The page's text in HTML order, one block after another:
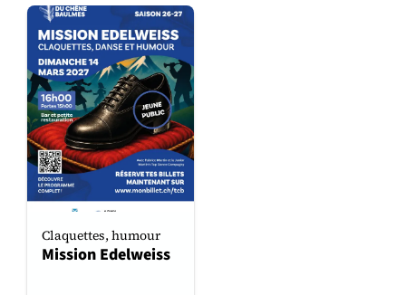
Claquettes, humour
Mission Edelweiss